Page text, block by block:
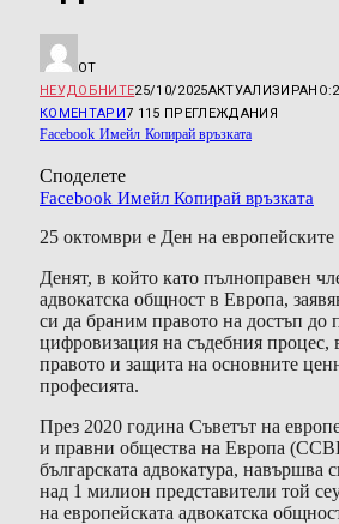
ОТ
НЕУДОБНИТЕ25/10/2025АКТУАЛИЗИРАНО:
КОМЕНТАРИ7 115 ПРЕГЛЕЖДАНИЯ
Facebook Имейл Копирай връзката
Споделете
Facebook Имейл Копирай връзката
25 октомври е Ден на европейските
Денят, в който като пълноправен
адвокатска общност в Европа,
си да браним правото на достъп до
цифровизация на съдебния процес,
правото и защита на основните
професията.
През 2020 година Съветът на
и правни общества на Европа
българската адвокатура, навършва
над 1 милион представители той
на европейската адвокатска